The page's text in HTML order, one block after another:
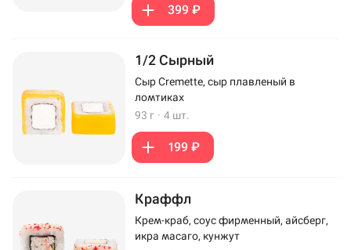
399 ₽
1/2 Сырный
Сыр Cremette, сыр плавленый в
ломтиках
93 г · 4 шт.
199 ₽
Краффл
Крем-краб, соус фирменный, айсберг,
икра масаго, кунжут